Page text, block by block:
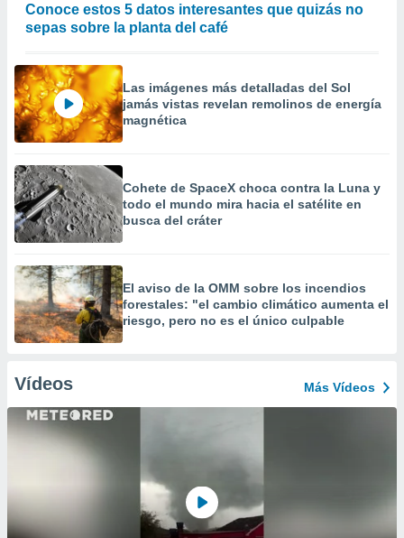
Conoce estos 5 datos interesantes que quizás no
sepas sobre la planta del café
Las imágenes más detalladas del Sol
jamás vistas revelan remolinos de energía
magnética
Cohete de SpaceX choca contra la Luna y
todo el mundo mira hacia el satélite en
busca del cráter
El aviso de la OMM sobre los incendios
forestales: "el cambio climático aumenta el
riesgo, pero no es el único culpable
Vídeos Más Vídeos